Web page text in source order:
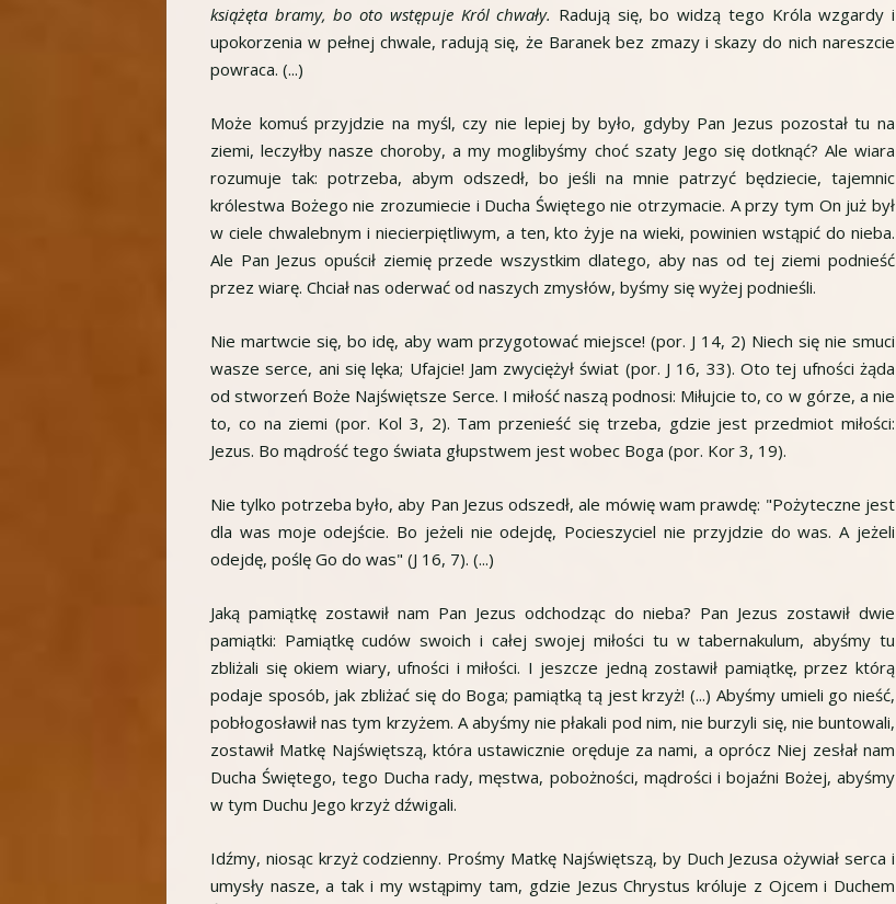
książęta bramy, bo oto wstępuje Król chwały. Radują się, bo widzą tego Króla wzgardy i
upokorzenia w pełnej chwale, radują się, że Baranek bez zmazy i skazy do nich nareszcie
powraca. (...)
Może komuś przyjdzie na myśl, czy nie lepiej by było, gdyby Pan Jezus pozostał tu na
ziemi, leczyłby nasze choroby, a my moglibyśmy choć szaty Jego się dotknąć? Ale wiara
rozumuje tak: potrzeba, abym odszedł, bo jeśli na mnie patrzyć będziecie, tajemnic
królestwa Bożego nie zrozumiecie i Ducha Świętego nie otrzymacie. A przy tym On już był
w ciele chwalebnym i niecierpiętliwym, a ten, kto żyje na wieki, powinien wstąpić do nieba.
Ale Pan Jezus opuścił ziemię przede wszystkim dlatego, aby nas od tej ziemi podnieść
przez wiarę. Chciał nas oderwać od naszych zmysłów, byśmy się wyżej podnieśli.
Nie martwcie się, bo idę, aby wam przygotować miejsce! (por. J 14, 2) Niech się nie smuci
wasze serce, ani się lęka; Ufajcie! Jam zwyciężył świat (por. J 16, 33). Oto tej ufności żąda
od stworzeń Boże Najświętsze Serce. I miłość naszą podnosi: Miłujcie to, co w górze, a nie
to, co na ziemi (por. Kol 3, 2). Tam przenieść się trzeba, gdzie jest przedmiot miłości:
Jezus. Bo mądrość tego świata głupstwem jest wobec Boga (por. Kor 3, 19).
Nie tylko potrzeba było, aby Pan Jezus odszedł, ale mówię wam prawdę: "Pożyteczne jest
dla was moje odejście. Bo jeżeli nie odejdę, Pocieszyciel nie przyjdzie do was. A jeżeli
odejdę, poślę Go do was" (J 16, 7). (...)
Jaką pamiątkę zostawił nam Pan Jezus odchodząc do nieba? Pan Jezus zostawił dwie
pamiątki: Pamiątkę cudów swoich i całej swojej miłości tu w tabernakulum, abyśmy tu
zbliżali się okiem wiary, ufności i miłości. I jeszcze jedną zostawił pamiątkę, przez którą
podaje sposób, jak zbliżać się do Boga; pamiątką tą jest krzyż! (...) Abyśmy umieli go nieść,
pobłogosławił nas tym krzyżem. A abyśmy nie płakali pod nim, nie burzyli się, nie buntowali,
zostawił Matkę Najświętszą, która ustawicznie oręduje za nami, a oprócz Niej zesłał nam
Ducha Świętego, tego Ducha rady, męstwa, pobożności, mądrości i bojaźni Bożej, abyśmy
w tym Duchu Jego krzyż dźwigali.
Idźmy, niosąc krzyż codzienny. Prośmy Matkę Najświętszą, by Duch Jezusa ożywiał serca i
umysły nasze, a tak i my wstąpimy tam, gdzie Jezus Chrystus króluje z Ojcem i Duchem